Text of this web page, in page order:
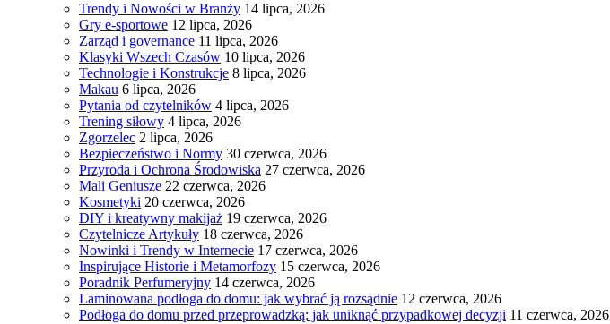
Trendy i Nowości w Branży 14 lipca, 2026
Gry e-sportowe 12 lipca, 2026
Zarząd i governance 11 lipca, 2026
Klasyki Wszech Czasów 10 lipca, 2026
Technologie i Konstrukcje 8 lipca, 2026
Makau 6 lipca, 2026
Pytania od czytelników 4 lipca, 2026
Trening siłowy 4 lipca, 2026
Zgorzelec 2 lipca, 2026
Bezpieczeństwo i Normy 30 czerwca, 2026
Przyroda i Ochrona Środowiska 27 czerwca, 2026
Mali Geniusze 22 czerwca, 2026
Kosmetyki 20 czerwca, 2026
DIY i kreatywny makijaż 19 czerwca, 2026
Czytelnicze Artykuły 18 czerwca, 2026
Nowinki i Trendy w Internecie 17 czerwca, 2026
Inspirujące Historie i Metamorfozy 15 czerwca, 2026
Poradnik Perfumeryjny 14 czerwca, 2026
Laminowana podłoga do domu: jak wybrać ją rozsądnie 12 czerwca, 2026
Podłoga do domu przed przeprowadzką: jak uniknąć przypadkowej decyzji 11 czerwca, 2026